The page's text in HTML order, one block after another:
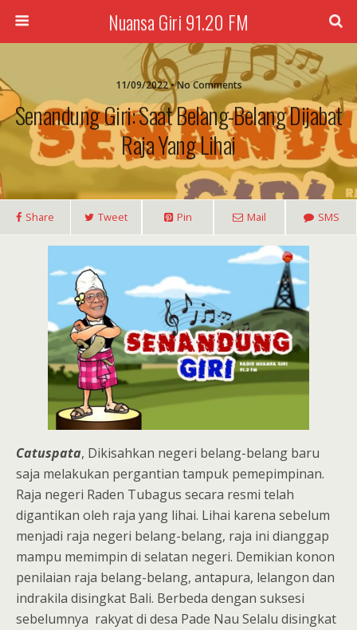
Nuansa Giri 91.20 FM
11/09/2022 • No Comments
Senandung Giri: Saat Belang-Belang Dijabat
Raja Yang Lihai
Share Tweet Pin Mail SMS
Catuspata, Dikisahkan negeri belang-belang baru
saja melakukan pergantian tampuk pemepimpinan.
Raja negeri Raden Tubagus secara resmi telah
digantikan oleh raja yang lihai. Lihai karena sebelum
menjadi raja negeri belang-belang, raja ini dianggap
mampu memimpin di selatan negeri. Demikian konon
penilaian raja belang-belang, antapura, lelangon dan
indrakila disingkat Bali. Berbeda dengan suksesi
sebelumnya rakyat di desa Pade Nau Selalu disingkat